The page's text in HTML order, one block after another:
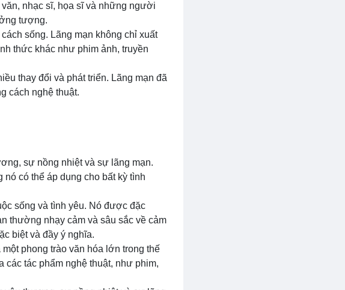
nhạc sĩ, họa sĩ và những người
tượng.
sống. Lãng mạn không chỉ xuất
thức khác như phim ảnh, truyền
thay đổi và phát triển. Lãng mạn đã
cách nghệ thuật.
sự nồng nhiệt và sự lãng mạn.
có thể áp dụng cho bất kỳ tình
sống và tình yêu. Nó được đặc
thường nhạy cảm và sâu sắc về cảm
biệt và đầy ý nghĩa.
phong trào văn hóa lớn trong thế
tác phẩm nghệ thuật, như phim,